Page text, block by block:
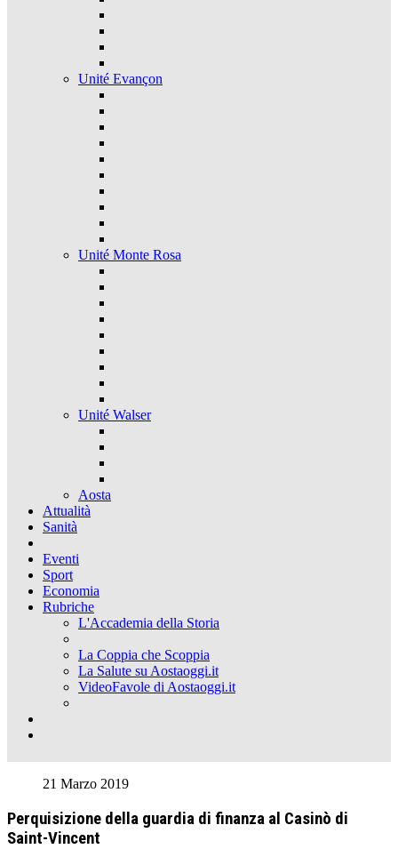
Unité Evançon
Unité Monte Rosa
Unité Walser
Aosta
Attualità
Sanità
Eventi
Sport
Economia
Rubriche
L'Accademia della Storia
La Coppia che Scoppia
La Salute su Aostaoggi.it
VideoFavole di Aostaoggi.it
21 Marzo 2019
Perquisizione della guardia di finanza al Casinò di
Saint-Vincent